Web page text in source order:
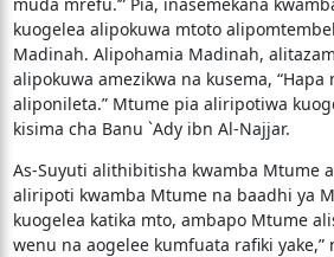
kuogelea alipokuwa mtoto
Madinah. Alipohamia Madinah,
alipokuwa amezikwa na kusema,
aliponileta.” Mtume pia aliripotiwa
kisima cha Banu `Ady ibn Al-Najjar.
As-Suyuti alithibitisha kwamba Mtume
aliripoti kwamba Mtume na baadhi ya
kuogelea katika mto, ambapo Mtume
wenu na aogelee kumfuata rafiki yake,”